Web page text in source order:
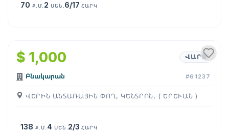
70 Ք.Մ. 2 ՍԵՆ. 6/17ՀԱՐԿ
$ 1,000 ՎԱՐՁ
Բնակարան #61237
ՎԵՐԻՆ ԱՆՏԱՌԱՅԻՆ ՓՈՂ, ԿԵՆՏՐՈՆ, ( ԵՐԵՒԱՆ )
138 Ք.Մ. 4 ՍԵՆ. 2/3ՀԱՐԿ